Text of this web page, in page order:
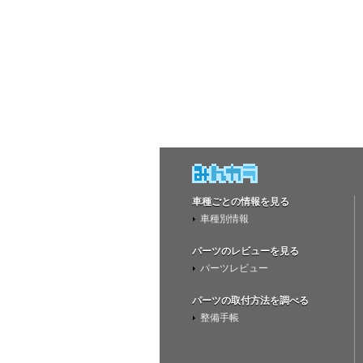
車種ごとの情報を見る
車種別情報
パーツのレビューを見る
パーツレビュー
パーツの取付方法を調べる
整備手帳